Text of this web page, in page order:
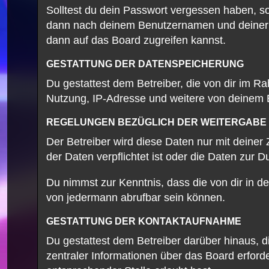
Solltest du dein Passwort vergessen haben,
dann nach deinem Benutzernamen und
dann auf das Board zugreifen kannst.
GESTATTUNG DER DATENSPEICHERUNG
Du gestattest dem Betreiber, die von dir im
Nutzung, IP-Adresse und weitere von
REGELUNGEN BEZÜGLICH DER
Der Betreiber wird diese Daten nur mit
der Daten verpflichtet ist oder die Daten zur
Du nimmst zur Kenntnis, dass die von dir in
von jedermann abrufbar sein können.
GESTATTUNG DER KONTAKTAUFNAHME
Du gestattest dem Betreiber darüber hinaus,
zentraler Informationen über das Board